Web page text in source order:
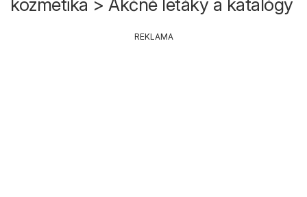
kozmetika > Akčné letáky a katalógy
REKLAMA